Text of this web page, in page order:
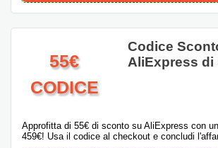
55€
CODICE
Codice
AliExpress di
Approfitta di 55€ di sconto su AliExpress con
459€! Usa il codice al checkout e concludi